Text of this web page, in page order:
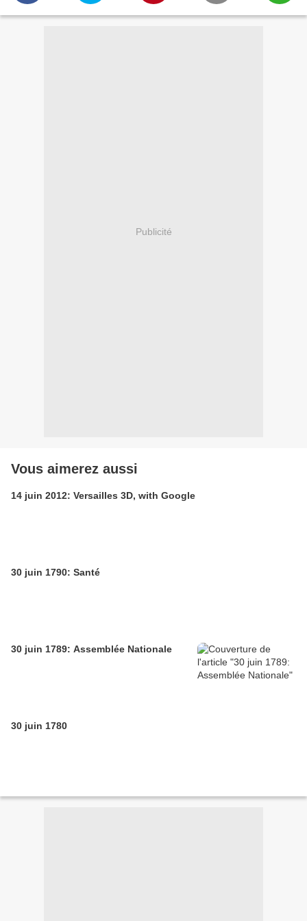
Publicité
Vous aimerez aussi
14 juin 2012: Versailles 3D, with Google
30 juin 1790: Santé
30 juin 1789: Assemblée Nationale
30 juin 1780